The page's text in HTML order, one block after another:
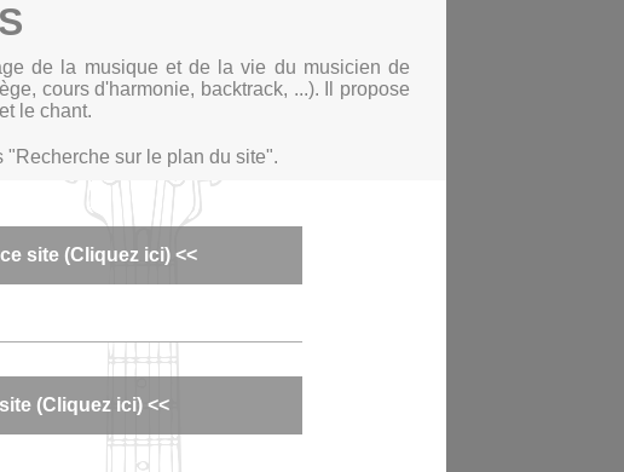
de la musique et de la vie du musicien de
cours d'harmonie, backtrack, ...). Il propose
le chant.
sur le plan du site".
site (Cliquez ici) <<
(Cliquez ici) <<